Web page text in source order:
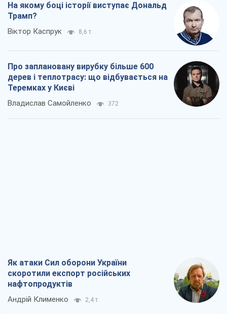
На якому боці історії виступає Дональд
Трамп?
Віктор Каспрук 8,6 т.
Про заплановану вирубку більше 600
дерев і теплотрасу: що відбувається на
Теремках у Києві
Владислав Самойленко 372
Як атаки Сил оборони України
скоротили експорт російських
нафтопродуктів
Андрій Клименко 2,4 т.